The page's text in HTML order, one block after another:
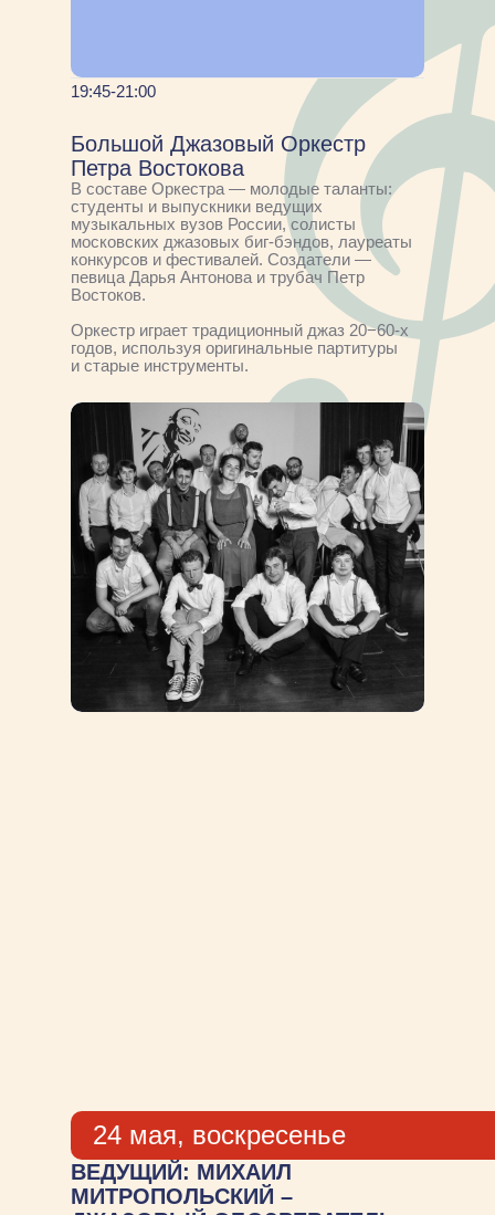
19:45-21:00
Большой Джазовый Оркестр
Петра Востокова
В составе Оркестра — молодые таланты:
студенты и выпускники ведущих
музыкальных вузов России, солисты
московских джазовых биг-бэндов, лауреаты
конкурсов и фестивалей. Создатели —
певица Дарья Антонова и трубач Петр
Востоков.
Оркестр играет традиционный джаз 20−60-х
годов, используя оригинальные партитуры
и старые инструменты.
24 мая, воскресенье
ВЕДУЩИЙ: МИХАИЛ
МИТРОПОЛЬСКИЙ –